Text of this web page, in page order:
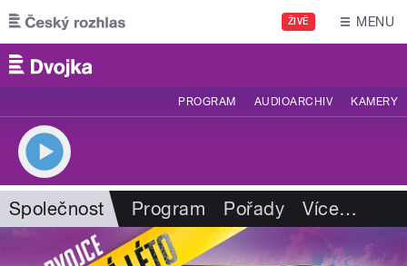
Přejít k hlavnímu obsahu
ŽIVĚ MENU
PROGRAM AUDIOARCHIV KAMERY
Společnost Program Pořady Více…